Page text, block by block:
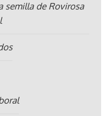
semilla de Rovirosa